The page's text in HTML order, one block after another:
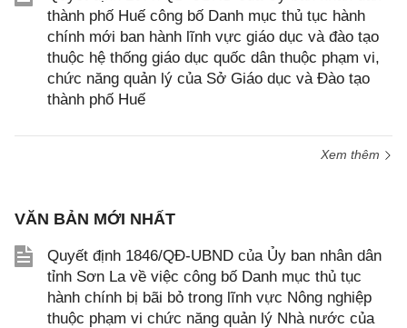
thành phố Huế công bố Danh mục thủ tục hành
chính mới ban hành lĩnh vực giáo dục và đào tạo
thuộc hệ thống giáo dục quốc dân thuộc phạm vi,
chức năng quản lý của Sở Giáo dục và Đào tạo
thành phố Huế
Xem thêm
VĂN BẢN MỚI NHẤT
Quyết định 1846/QĐ-UBND của Ủy ban nhân dân
tỉnh Sơn La về việc công bố Danh mục thủ tục
hành chính bị bãi bỏ trong lĩnh vực Nông nghiệp
thuộc phạm vi chức năng quản lý Nhà nước của